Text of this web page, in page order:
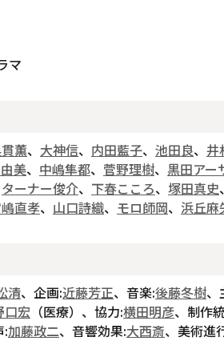
マ
薫、 大神信、 内田藍子、 池田良、 井
美、 中嶋隼都、 菅野理樹、 黒田アー
ターナー俊介、 下春こころ、 塚田真史、
直孝、 山口詩織、 モロ師岡、 浜丘麻
清、企画:近藤芳正、音楽:後藤冬樹、
口宏 （医療）、協力:横田明彦、制作
:加藤政二、音響効果:大西斎、美術進